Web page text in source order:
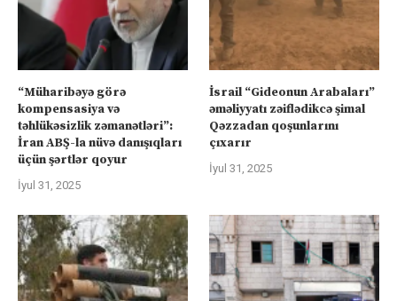
“Müharibəyə görə
kompensasiya və
təhlükəsizlik zəmanətləri”:
İran ABŞ-la nüvə danışıqları
üçün şərtlər qoyur
İyul 31, 2025
İsrail “Gideonun Arabaları”
əməliyyatı zəiflədikcə şimal
Qəzzadan qoşunlarını
çıxarır
İyul 31, 2025